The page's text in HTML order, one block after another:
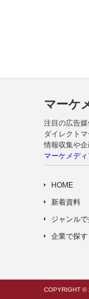
マーケ
注目の広告
ダイレクト
情報収集や
マーケメデ
HOME
新着資料
ジャンル
企業で探す
COPYRIGHT ©